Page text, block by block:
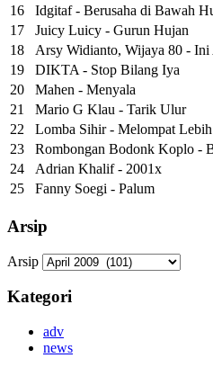
16
Idgitaf - Berusaha di Bawah
17
Juicy Luicy - Gurun Hujan
18
Arsy Widianto, Wijaya 80 - Ini
19
DIKTA - Stop Bilang Iya
20
Mahen - Menyala
21
Mario G Klau - Tarik Ulur
22
Lomba Sihir - Melompat
23
Rombongan Bodonk Koplo
24
Adrian Khalif - 2001x
25
Fanny Soegi - Palum
Arsip
Arsip
Kategori
adv
news